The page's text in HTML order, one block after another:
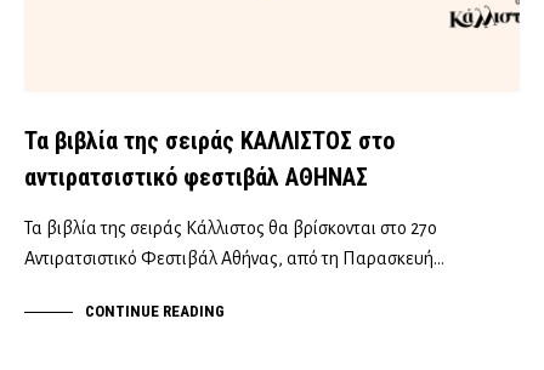
Τα βιβλία της σειράς ΚΑΛΛΙΣΤΟΣ στο
αντιρατσιστικό φεστιβάλ ΑΘΗΝΑΣ
Τα βιβλία της σειράς Κάλλιστος θα βρίσκονται στο 27ο
Αντιρατσιστικό Φεστιβάλ Αθήνας, από τη Παρασκευή…
CONTINUE READING